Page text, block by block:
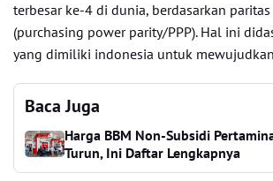
terbesar ke-4 di dunia, berdasarkan
(purchasing power parity/PPP). Hal ini
yang dimiliki indonesia untuk
Baca Juga
Harga BBM Non-Subsidi
Turun, Ini Daftar Lengkapnya